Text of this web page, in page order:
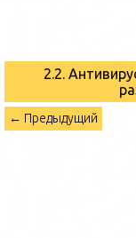
2.2.
← Предыдущий